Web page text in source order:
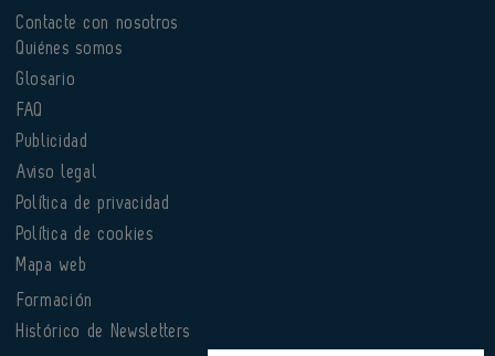
Contacte con nosotros
Quiénes somos
Glosario
FAQ
Publicidad
Aviso legal
Política de privacidad
Política de cookies
Mapa web
Formación
Histórico de Newsletters